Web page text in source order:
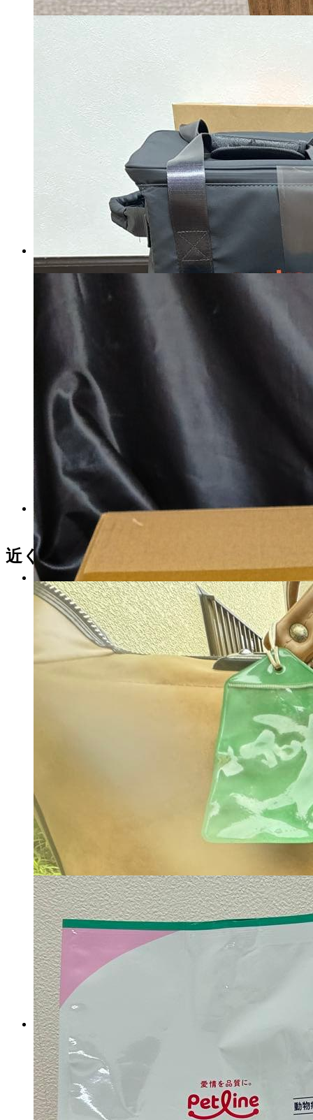
ReFa BEAUTECH POINT 美
マイストア在庫：
人間国宝柳雨軒三代 徳田八
十吉（正彦）ぐい呑み
マイストア在庫：
税込
9976円
【値下げ】Jackery Portable
Power 1000
マイストア在庫： 2766
(■72z) Panasonic MC-
PJ23GE4-C電気掃除機 紙パッ
ク式
マイストア在庫：
税込
9860円
近くの売り場の商品